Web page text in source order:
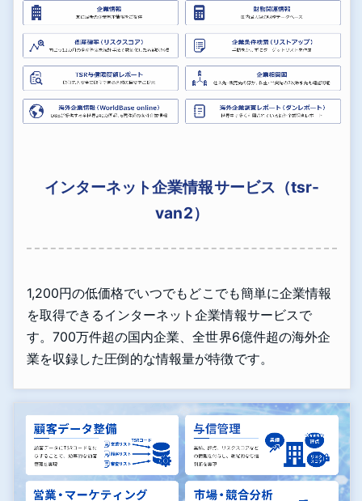
インターネット企業情報サービス（tsr-
van2）
1,200円の低価格でいつでもどこでも簡単に企業情報
を取得できるインターネット企業情報サービスで
す。700万件超の国内企業、全世界6億件超の海外企
業を収録した圧倒的な情報量が特徴です。